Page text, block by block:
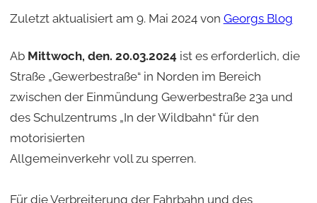
Zuletzt aktualisiert am 9. Mai 2024 von Georgs Blog
Ab Mittwoch, den. 20.03.2024 ist es erforderlich, die
Straße „Gewerbestraße“ in Norden im Bereich
zwischen der Einmündung Gewerbestraße 23a und
des Schulzentrums „In der Wildbahn“ für den
motorisierten
Allgemeinverkehr voll zu sperren.
Für die Verbreiterung der Fahrbahn und des